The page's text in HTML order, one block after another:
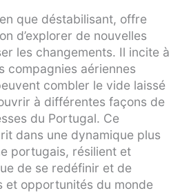
que déstabilisant, offre
d’explorer de nouvelles
les changements. Il incite à
compagnies aériennes
combler le vide laissé
à différentes façons de
du Portugal. Ce
dans une dynamique plus
portugais, résilient et
de se redéfinir et de
et opportunités du monde